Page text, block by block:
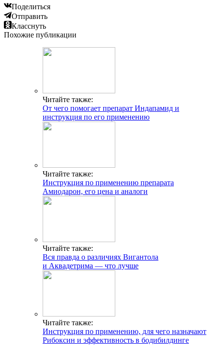
Поделиться
Отправить
Класснуть
Похожие публикации
Читайте также:
От чего помогает препарат Индапамид и
инструкция по его применению
Читайте также:
Инструкция по применению препарата
Амиодарон, его цена и аналоги
Читайте также:
Вся правда о различиях Вигантола
и Аквадетрима — что лучше
Читайте также:
Инструкция по применению, для чего назначают
Рибоксин и эффективность в бодибилдинге